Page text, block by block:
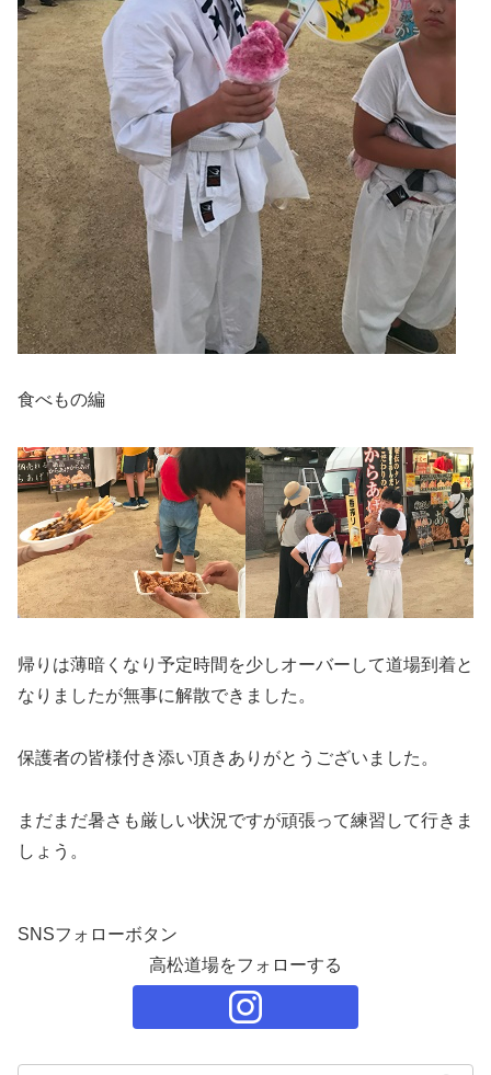
食べもの編
帰りは薄暗くなり予定時間を少しオーバーして道場到着と
なりましたが無事に解散できました。
保護者の皆様付き添い頂きありがとうございました。
まだまだ暑さも厳しい状況ですが頑張って練習して行きま
しょう。
SNSフォローボタン
高松道場をフォローする